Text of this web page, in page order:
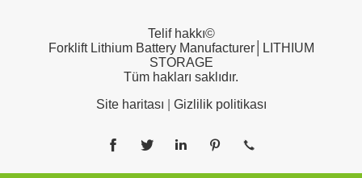
Telif hakkı©
Forklift Lithium Battery Manufacturer│LITHIUM
STORAGE
Tüm hakları saklıdır.
Site haritası
Gizlilik politikası
    